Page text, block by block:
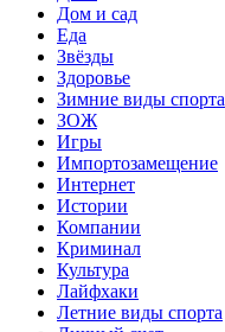
Дом и сад
Еда
Звёзды
Здоровье
Зимние виды спорта
ЗОЖ
Игры
Импортозамещение
Интернет
Истории
Компании
Криминал
Культура
Лайфхаки
Летние виды спорта